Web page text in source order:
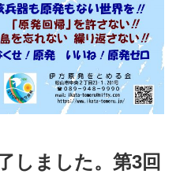
しました。第3回